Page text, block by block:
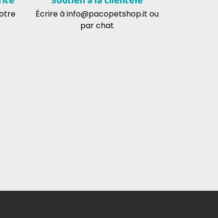
Écrire àinfo@pacopetshop.it ou
par chat